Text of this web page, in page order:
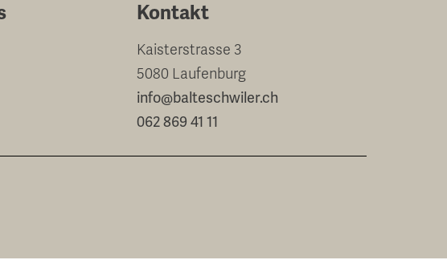
Kontakt
Kaisterstrasse 3
5080 Laufenburg
info@balteschwiler.ch
062 869 41 11